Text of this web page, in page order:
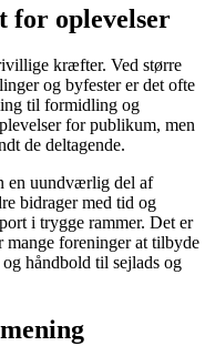
oplevelser
kræfter. Ved større
og byfester er det ofte
til formidling og
for publikum, men
de deltagende.
en uundværlig del af
bidrager med tid og
i trygge rammer. Det er
mange foreninger at tilbyde
håndbold til sejlads og